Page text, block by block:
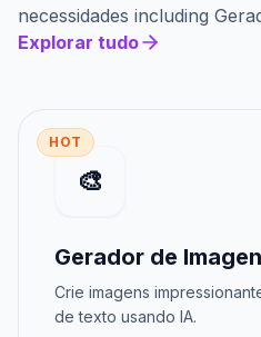
necessidades including
Explorar tudo
HOT
🎨
Gerador de
Crie imagens
de texto usando IA.